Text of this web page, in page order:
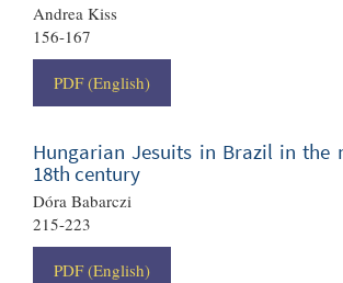
Andrea Kiss
156-167
PDF (English)
Hungarian Jesuits in Brazil in the
18th century
Dóra Babarczi
215-223
PDF (English)